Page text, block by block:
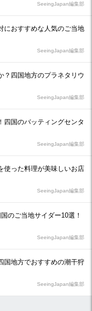
SeeingJapan編集部
におすすめな人気のご当地
SeeingJapan編集部
？四国地方のプラネタリウ
SeeingJapan編集部
四国のバッティングセンタ
SeeingJapan編集部
使った料理が美味しいお店
SeeingJapan編集部
のご当地サイダー10選！
SeeingJapan編集部
国地方でおすすめの潮干狩
SeeingJapan編集部